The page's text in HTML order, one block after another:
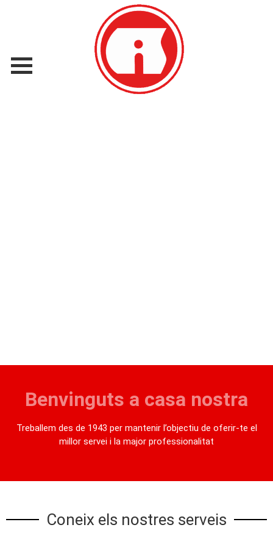
Benvinguts a casa nostra
Treballem des de 1943 per mantenir l’objectiu de oferir-te el
millor servei i la major professionalitat
Coneix els nostres serveis